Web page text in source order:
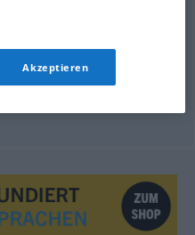
,Wurst (ugs.),Haufen
Akzeptieren